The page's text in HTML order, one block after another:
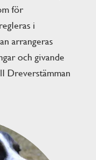
för
i
arrangeras
och givande
Dreverstämman